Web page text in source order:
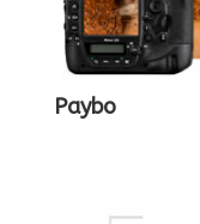
Paybo